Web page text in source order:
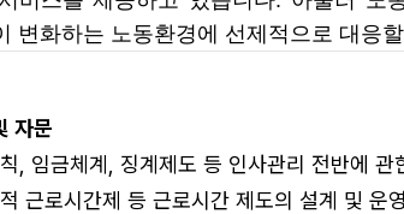
변화하는 노동환경에 선제적으로 대응
자문
, 임금체계, 징계제도 등 인사관리 전반에 관
근로시간제 등 근로시간 제도의 설계 및 운